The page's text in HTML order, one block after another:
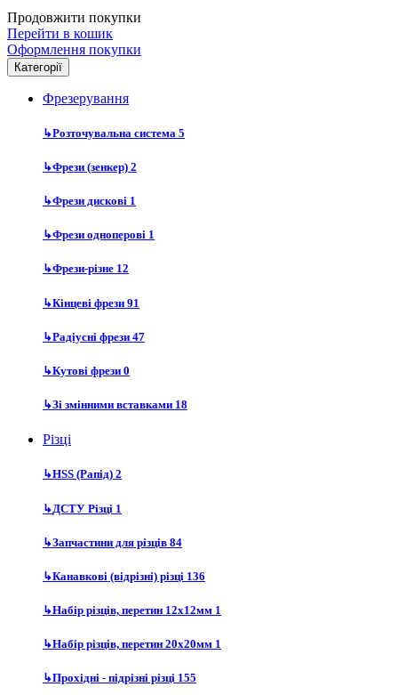
Продовжити покупки
Перейти в кошик
Оформлення покупки
Категорії
Фрезерування
↳Розточувальна система 5
↳Фрези (зенкер) 2
↳Фрези дискові 1
↳Фрези одноперові 1
↳Фрези-різне 12
↳Кінцеві фрези 91
↳Радіусні фрези 47
↳Кутові фрези 0
↳Зі змінними вставками 18
Різці
↳HSS (Рапід) 2
↳ДСТУ Різці 1
↳Запчастини для різців 84
↳Канавкові (відрізні) різці 136
↳Набір різців, перетин 12х12мм 1
↳Набір різців, перетин 20х20мм 1
↳Прохідні - підрізні різці 155